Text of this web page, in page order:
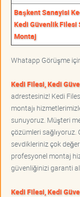
Başkent Sanayisi
Kedi Güvenlik Filesi
Montaj
Whatapp Görüşme
Kedi Filesi, Kedi
adrestesiniz! Kedi
montajı
sunuyoruz. Müşteri
çözümleri sağlıyoruz.
sevdikleriniz çok
profesyonel montaj
güvenliğinizi garanti
Kedi Filesi, Kedi